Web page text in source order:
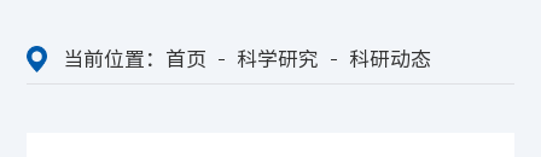
当前位置： 首页 科学研究 科研动态